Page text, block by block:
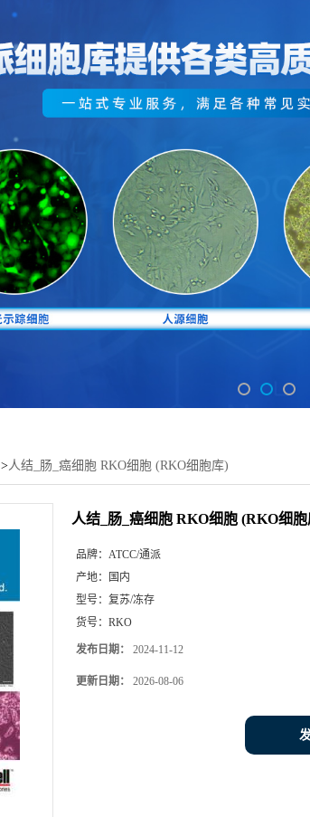
>人结_肠_癌细胞 RKO细胞 (RKO细胞库)
人结_肠_癌细胞 RKO细胞 (RKO细胞
品牌： ATCC/通派
产地：
国内
型号： 复苏/冻存
货号： RKO
发布日期： 2024-11-12
更新日期： 2026-08-06